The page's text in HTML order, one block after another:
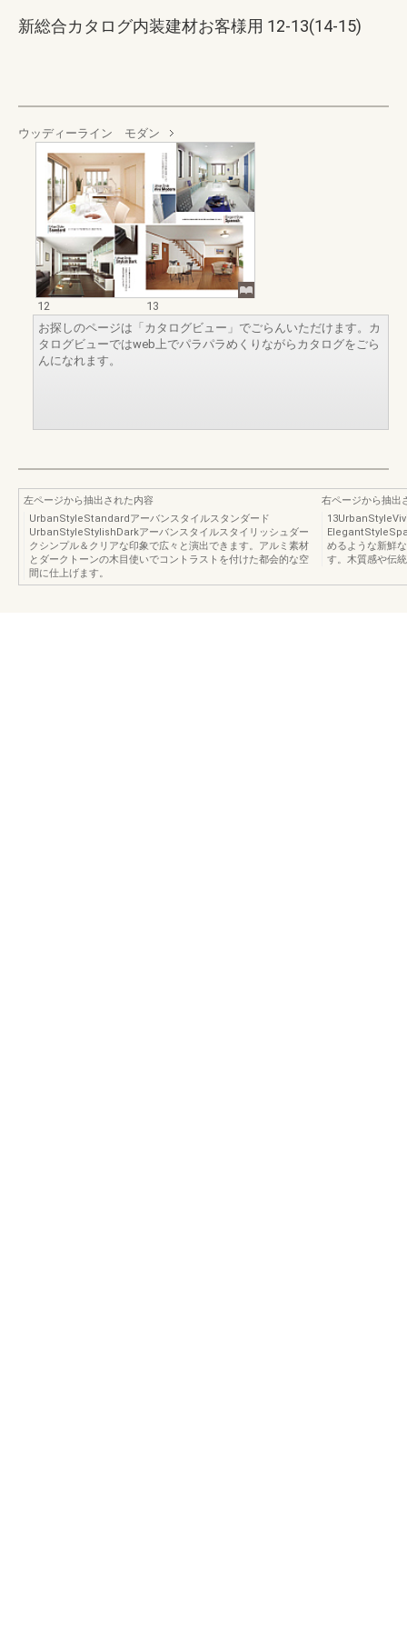
新総合カタログ内装建材お客様用 12-13(14-15)
ウッディーライン モダン
12
13
お探しのページは「カタログビュー」でごらんいただけます。カ
タログビューではweb上でパラパラめくりながらカタログをごら
んになれます。
左ページから抽出された内容
UrbanStyleStandardアーバンスタイルスタンダード
UrbanStyleStylishDarkアーバンスタイルスタイリッシュダー
クシンプル＆クリアな印象で広々と演出できます。アルミ素材
とダークトーンの木目使いでコントラストを付けた都会的な空
間に仕上げます。
右ページから抽出
めるような新鮮
す。木質感や伝